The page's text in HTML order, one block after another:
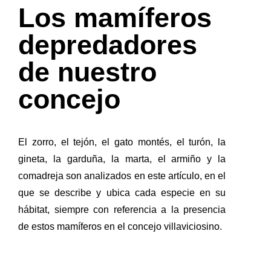
Los mamíferos
depredadores
de nuestro
concejo
El zorro, el tejón, el gato montés, el turón, la
gineta, la garduña, la marta, el armiño y la
comadreja son analizados en este artículo, en el
que se describe y ubica cada especie en su
hábitat, siempre con referencia a la presencia
de estos mamíferos en el concejo villaviciosino.